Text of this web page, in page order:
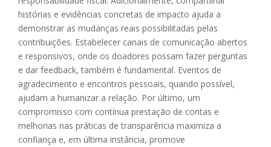
histórias e evidências concretas de impacto ajuda a
demonstrar as mudanças reais possibilitadas pelas
contribuições. Estabelecer canais de comunicação abertos
e responsivos, onde os doadores possam fazer perguntas
e dar feedback, também é fundamental. Eventos de
agradecimento e encontros pessoais, quando possível,
ajudam a humanizar a relação. Por último, um
compromisso com contínua prestação de contas e
melhorias nas práticas de transparência maximiza a
confiança e, em última instância, promove